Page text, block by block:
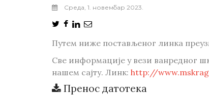
Среда, 1. новембар 2023.
Путем ниже постављеног линка
Све информације у вези ванредног
нашем сајту. Линк: http://
Пренос датотека